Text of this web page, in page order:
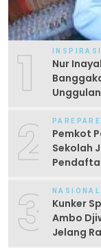
1 INSPIRASI
Nur
2 PAREPARE
Pemkot
Sekolah
3 NASIONAL
Kunker
Ambo
Jelang